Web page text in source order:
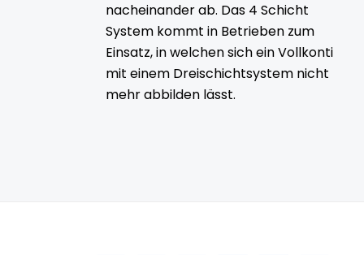
nacheinander ab. Das 4 Schicht
System kommt in Betrieben zum
Einsatz, in welchen sich ein Vollkonti
mit einem Dreischichtsystem nicht
mehr abbilden lässt.